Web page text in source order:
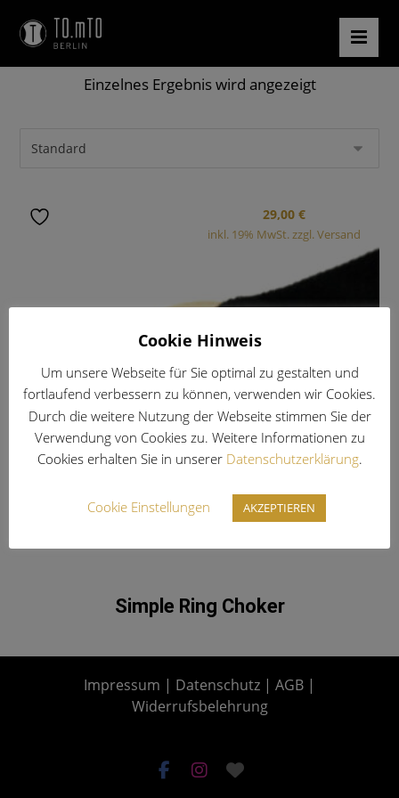
Einzelnes Ergebnis wird angezeigt
Simple Ring Choker
29,00 €
inkl. 19% MwSt. zzgl. Versand
Impressum | Datenschutz | AGB |
Widerrufsbelehrung
Cookie Hinweis
Um unsere Webseite für Sie optimal zu gestalten und
fortlaufend verbessern zu können, verwenden wir Cookies.
Durch die weitere Nutzung der Webseite stimmen Sie der
Verwendung von Cookies zu. Weitere Informationen zu
Cookies erhalten Sie in unserer Datenschutzerklärung.
Cookie Einstellungen AKZEPTIEREN